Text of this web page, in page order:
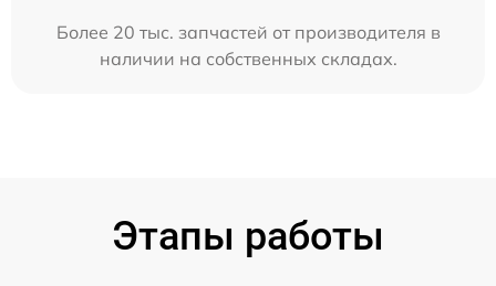
Более 20 тыс. запчастей от производителя в
наличии на собственных складах.
Этапы работы